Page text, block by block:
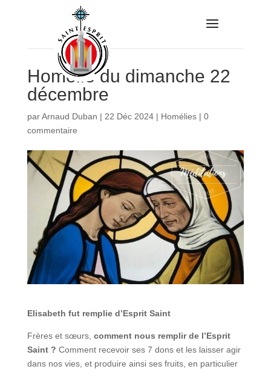
Homélie du dimanche 22
décembre
parArnaud Duban | 22 Déc 2024| Homélies| 0
commentaire
Elisabeth fut remplie d’Esprit Saint
Frères et sœurs, comment nous remplir de l’Esprit
Saint ? Comment recevoir ses 7 dons et les laisser agir
dans nos vies, et produire ainsi ses fruits, en particulier